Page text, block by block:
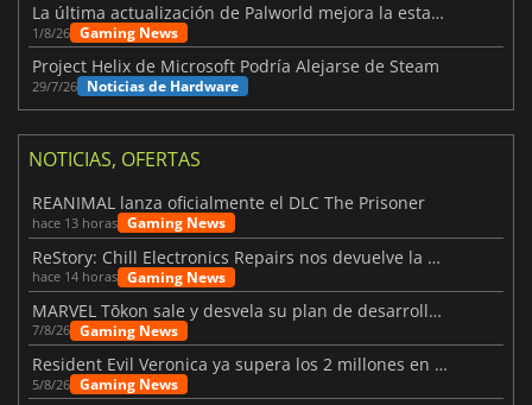
La última actualización de Palworld mejora la estabilidad
1/8/26 Gaming News
Project Helix de Microsoft Podría Alejarse de Steam
29/7/26 Noticias de Hardware
NOTICIAS, OFERTAS
REANIMAL lanza oficialmente el DLC The Prisoner
hace 13 horas Gaming News
ReStory: Chill Electronics Repairs nos devuelve la nostalgia de los 2000
hace 14 horas Gaming News
MARVEL Tōkon sale y desvela su plan de desarrollo para el primer año
7/8/26 Gaming News
Resident Evil Veronica ya supera los 2 millones en listas de deseados
5/8/26 Gaming News